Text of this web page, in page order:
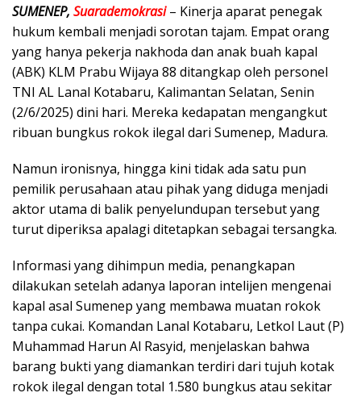
SUMENEP, Suarademokrasi– Kinerja aparat penegak
hukum kembali menjadi sorotan tajam. Empat orang
yang hanya pekerja nakhoda dan anak buah kapal
(ABK) KLM Prabu Wijaya 88 ditangkap oleh personel
TNI AL Lanal Kotabaru, Kalimantan Selatan, Senin
(2/6/2025) dini hari. Mereka kedapatan mengangkut
ribuan bungkus rokok ilegal dari Sumenep, Madura.
Namun ironisnya, hingga kini tidak ada satu pun
pemilik perusahaan atau pihak yang diduga menjadi
aktor utama di balik penyelundupan tersebut yang
turut diperiksa apalagi ditetapkan sebagai tersangka.
Informasi yang dihimpun media, penangkapan
dilakukan setelah adanya laporan intelijen mengenai
kapal asal Sumenep yang membawa muatan rokok
tanpa cukai. Komandan Lanal Kotabaru, Letkol Laut (P)
Muhammad Harun Al Rasyid, menjelaskan bahwa
barang bukti yang diamankan terdiri dari tujuh kotak
rokok ilegal dengan total 1.580 bungkus atau sekitar